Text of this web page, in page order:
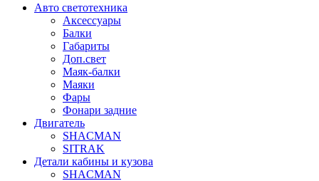
Авто светотехника
Аксессуары
Балки
Габариты
Доп.свет
Маяк-балки
Маяки
Фары
Фонари задние
Двигатель
SHACMAN
SITRAK
Детали кабины и кузова
SHACMAN